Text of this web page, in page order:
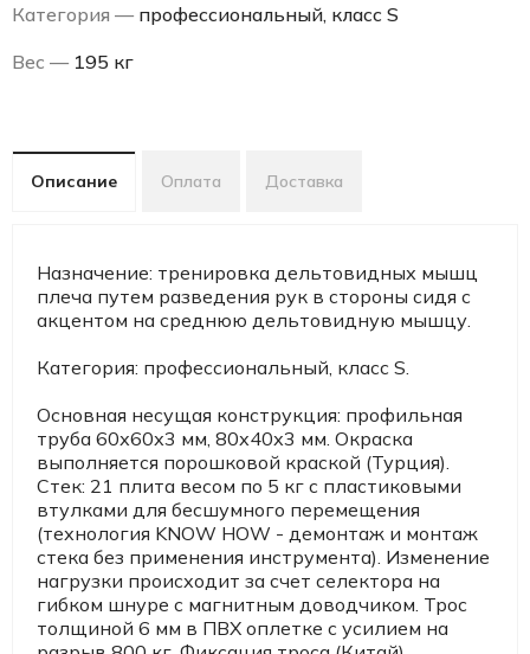
Категория — профессиональный, класс S
Вес — 195 кг
Описание Оплата Доставка
Назначение: тренировка дельтовидных мышц
плеча путем разведения рук в стороны сидя с
акцентом на среднюю дельтовидную мышцу.
Категория: профессиональный, класс S.
Основная несущая конструкция: профильная
труба 60х60х3 мм, 80х40х3 мм. Окраска
выполняется порошковой краской (Турция).
Стек: 21 плита весом по 5 кг с пластиковыми
втулками для бесшумного перемещения
(технология KNOW HOW - демонтаж и монтаж
стека без применения инструмента). Изменение
нагрузки происходит за счет селектора на
гибком шнуре с магнитным доводчиком. Трос
толщиной 6 мм в ПВХ оплетке с усилием на